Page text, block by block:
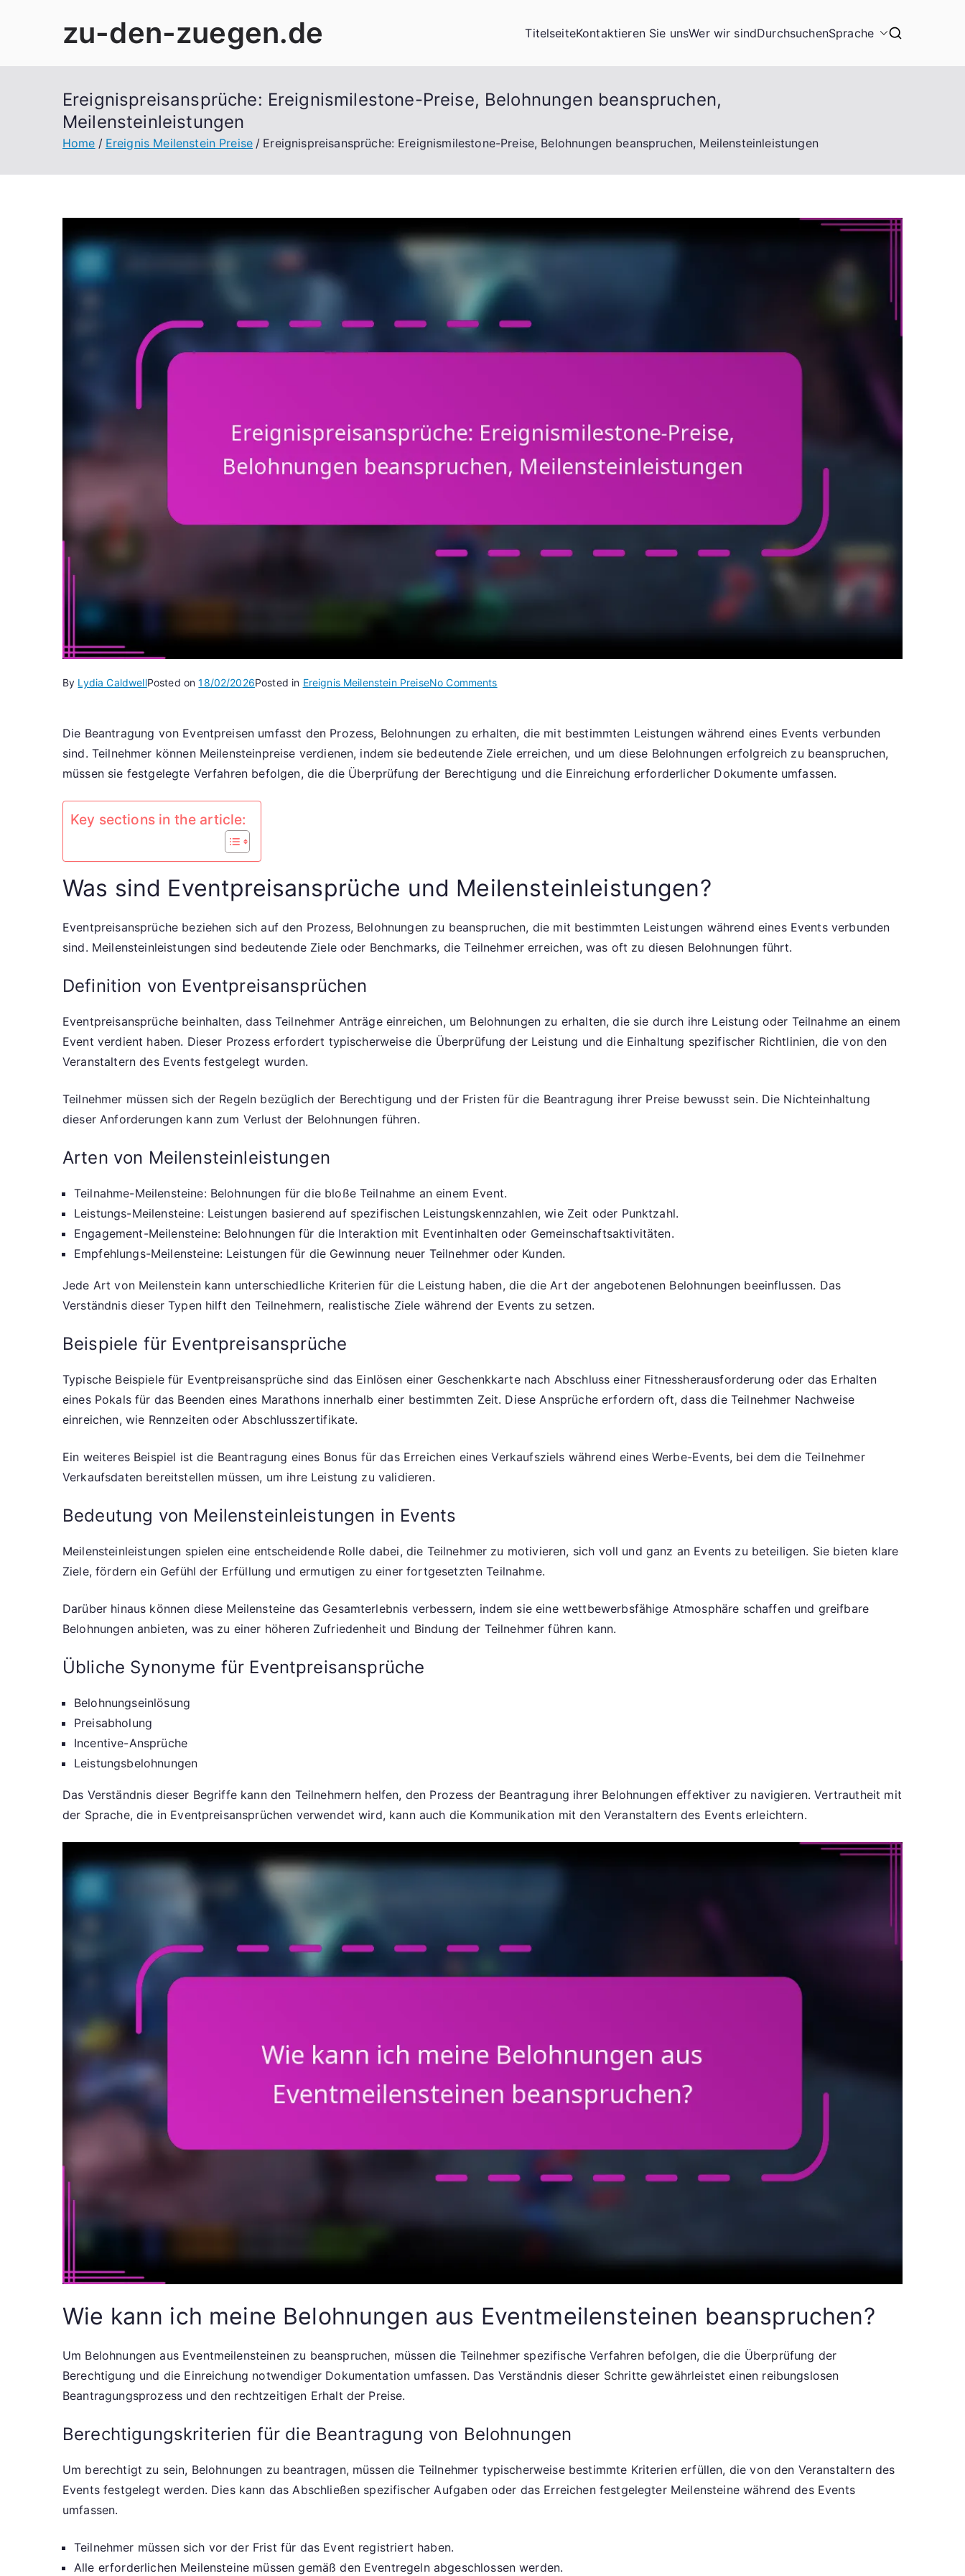
zu-den-zuegen.de TitelseiteKontaktieren Sie unsWer wir sindDurchsuchenSprache
Ereignispreisansprüche: Ereignismilestone-Preise, Belohnungen beanspruchen,
Meilensteinleistungen
Home Ereignis Meilenstein Preise Ereignispreisansprüche: Ereignismilestone-Preise, Belohnungen beanspruchen, Meilensteinleistungen
By Lydia CaldwellPosted on18/02/2026Posted in Ereignis Meilenstein PreiseNo Commentson
Preise,
Belohnungen
beanspruchen,
Die Beantragung von Eventpreisen umfasst den Prozess, Belohnungen zu erhalten, die mit bestimmten Leistungen während eines Events verbunden
sind. Teilnehmer können Meilensteinpreise verdienen, indem sie bedeutende Ziele erreichen, und um diese Belohnungen erfolgreich zu beanspruchen,
müssen sie festgelegte Verfahren befolgen, die die Überprüfung der Berechtigung und die Einreichung erforderlicher Dokumente umfassen.
Key sections in the article:
Was sind Eventpreisansprüche und Meilensteinleistungen?
Eventpreisansprüche beziehen sich auf den Prozess, Belohnungen zu beanspruchen, die mit bestimmten Leistungen während eines Events verbunden
sind. Meilensteinleistungen sind bedeutende Ziele oder Benchmarks, die Teilnehmer erreichen, was oft zu diesen Belohnungen führt.
Definition von Eventpreisansprüchen
Eventpreisansprüche beinhalten, dass Teilnehmer Anträge einreichen, um Belohnungen zu erhalten, die sie durch ihre Leistung oder Teilnahme an einem
Event verdient haben. Dieser Prozess erfordert typischerweise die Überprüfung der Leistung und die Einhaltung spezifischer Richtlinien, die von den
Veranstaltern des Events festgelegt wurden.
Teilnehmer müssen sich der Regeln bezüglich der Berechtigung und der Fristen für die Beantragung ihrer Preise bewusst sein. Die Nichteinhaltung
dieser Anforderungen kann zum Verlust der Belohnungen führen.
Arten von Meilensteinleistungen
Teilnahme-Meilensteine: Belohnungen für die bloße Teilnahme an einem Event.
Leistungs-Meilensteine: Leistungen basierend auf spezifischen Leistungskennzahlen, wie Zeit oder Punktzahl.
Engagement-Meilensteine: Belohnungen für die Interaktion mit Eventinhalten oder Gemeinschaftsaktivitäten.
Empfehlungs-Meilensteine: Leistungen für die Gewinnung neuer Teilnehmer oder Kunden.
Jede Art von Meilenstein kann unterschiedliche Kriterien für die Leistung haben, die die Art der angebotenen Belohnungen beeinflussen. Das
Verständnis dieser Typen hilft den Teilnehmern, realistische Ziele während der Events zu setzen.
Beispiele für Eventpreisansprüche
Typische Beispiele für Eventpreisansprüche sind das Einlösen einer Geschenkkarte nach Abschluss einer Fitnessherausforderung oder das Erhalten
eines Pokals für das Beenden eines Marathons innerhalb einer bestimmten Zeit. Diese Ansprüche erfordern oft, dass die Teilnehmer Nachweise
einreichen, wie Rennzeiten oder Abschlusszertifikate.
Ein weiteres Beispiel ist die Beantragung eines Bonus für das Erreichen eines Verkaufsziels während eines Werbe-Events, bei dem die Teilnehmer
Verkaufsdaten bereitstellen müssen, um ihre Leistung zu validieren.
Bedeutung von Meilensteinleistungen in Events
Meilensteinleistungen spielen eine entscheidende Rolle dabei, die Teilnehmer zu motivieren, sich voll und ganz an Events zu beteiligen. Sie bieten klare
Ziele, fördern ein Gefühl der Erfüllung und ermutigen zu einer fortgesetzten Teilnahme.
Darüber hinaus können diese Meilensteine das Gesamterlebnis verbessern, indem sie eine wettbewerbsfähige Atmosphäre schaffen und greifbare
Belohnungen anbieten, was zu einer höheren Zufriedenheit und Bindung der Teilnehmer führen kann.
Übliche Synonyme für Eventpreisansprüche
Belohnungseinlösung
Preisabholung
Incentive-Ansprüche
Leistungsbelohnungen
Das Verständnis dieser Begriffe kann den Teilnehmern helfen, den Prozess der Beantragung ihrer Belohnungen effektiver zu navigieren. Vertrautheit mit
der Sprache, die in Eventpreisansprüchen verwendet wird, kann auch die Kommunikation mit den Veranstaltern des Events erleichtern.
Wie kann ich meine Belohnungen aus Eventmeilensteinen beanspruchen?
Um Belohnungen aus Eventmeilensteinen zu beanspruchen, müssen die Teilnehmer spezifische Verfahren befolgen, die die Überprüfung der
Berechtigung und die Einreichung notwendiger Dokumentation umfassen. Das Verständnis dieser Schritte gewährleistet einen reibungslosen
Beantragungsprozess und den rechtzeitigen Erhalt der Preise.
Berechtigungskriterien für die Beantragung von Belohnungen
Um berechtigt zu sein, Belohnungen zu beantragen, müssen die Teilnehmer typischerweise bestimmte Kriterien erfüllen, die von den Veranstaltern des
Events festgelegt werden. Dies kann das Abschließen spezifischer Aufgaben oder das Erreichen festgelegter Meilensteine während des Events
umfassen.
Teilnehmer müssen sich vor der Frist für das Event registriert haben.
Alle erforderlichen Meilensteine müssen gemäß den Eventregeln abgeschlossen werden.